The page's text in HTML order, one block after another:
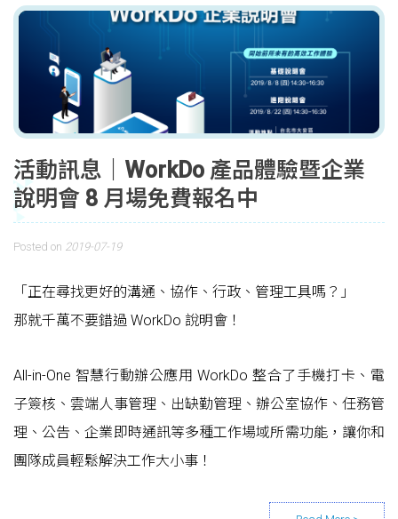
活動訊息｜WorkDo 產品體驗暨企業
說明會 8 月場免費報名中
Posted on 2019-07-19
「正在尋找更好的溝通、協作、行政、管理工具嗎？」
那就千萬不要錯過 WorkDo 說明會！
All-in-One 智慧行動辦公應用 WorkDo 整合了手機打卡、電
子簽核、雲端人事管理、出缺勤管理、辦公室協作、任務管
理、公告、企業即時通訊等多種工作場域所需功能，讓你和
團隊成員輕鬆解決工作大小事！